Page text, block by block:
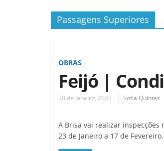
Passagens Superiores
OBRAS
Feijó |
20 de Janeiro, 2023 Sofia Quintas
A Brisa vai realizar inspecções
23 de Janeiro a 17 de Fevereiro.